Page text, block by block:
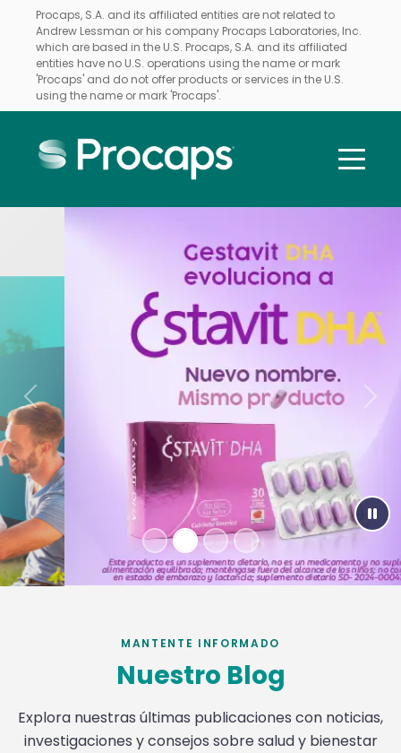
Procaps, S.A. and its affiliated entities are not related to
Andrew Lessman or his company Procaps Laboratories, Inc.
which are based in the U.S. Procaps, S.A. and its affiliated
entities have no U.S. operations using the name or mark
'Procaps' and do not offer products or services in the U.S.
using the name or mark 'Procaps'.
Previous Next
MANTENTE INFORMADO
Nuestro Blog
Explora nuestras últimas publicaciones con noticias,
investigaciones y consejos sobre salud y bienestar